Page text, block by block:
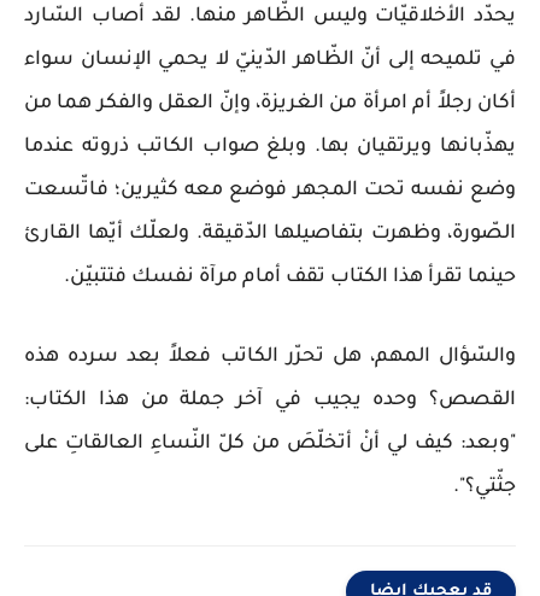
يحدّد الأخلاقيّات وليس الظّاهر منها. لقد أصاب السّارد
في تلميحه إلى أنّ الظّاهر الدّينيّ لا يحمي الإنسان سواء
أكان رجلاً أم امرأة من الغريزة، وإنّ العقل والفكر هما من
يهذّبانها ويرتقيان بها. وبلغ صواب الكاتب ذروته عندما
وضع نفسه تحت المجهر فوضع معه كثيرين؛ فاتّسعت
الصّورة، وظهرت بتفاصيلها الدّقيقة. ولعلّك أيّها القارئ
حينما تقرأ هذا الكتاب تقف أمام مرآة نفسك فتتبيّن.
والسّؤال المهم، هل تحرّر الكاتب فعلاً بعد سرده هذه
القصص؟ وحده يجيب في آخر جملة من هذا الكتاب:
"وبعد: كيف لي أنْ أتخلّصَ من كلّ النّساءِ العالقاتِ على
جثّتي؟".
قد يعجبك ايضا